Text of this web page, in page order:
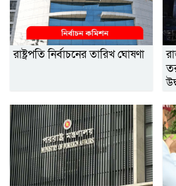
রাষ্ট্রপতি নির্বাচনের তারিখ ঘোষণা